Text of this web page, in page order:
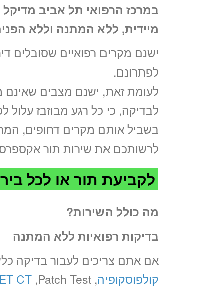
במרכז הרפואי תל אביב מדיקל
מיידית, ללא המתנה וללא
ישנם מקרים רפואיים שסובלים
לפתרונם.
לעומת זאת, ישנם מצבים
לבדיקה, כי כל רגע מבוזבז עלול
בשביל אותם מקרים דחופים,
לרשותכם את שירות תור
לקביעת תור או לכל
מה כולל השירות?
בדיקות רפואיות ללא המתנה
אם אתם צריכים לעבור בדיקה
קולפוסקופיה,
CT ,Patch Test, אקו לב,